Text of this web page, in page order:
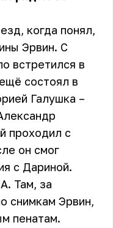
когда понял,
Эрвин. С
встретился в
состоял в
Галушка –
проходил с
он смог
с Дариной.
Там, за
снимкам Эрвин,
пенатам.